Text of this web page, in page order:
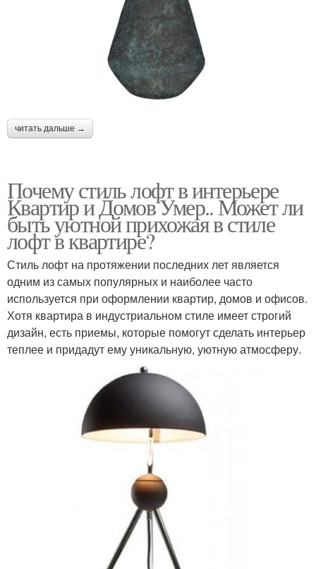
читать дальше →
Почему стиль лофт в интерьере
Квартир и Домов Умер.. Может ли
быть уютной прихожая в стиле
лофт в квартире?
Стиль лофт на протяжении последних лет является
одним из самых популярных и наиболее часто
используется при оформлении квартир, домов и офисов.
Хотя квартира в индустриальном стиле имеет строгий
дизайн, есть приемы, которые помогут сделать интерьер
теплее и придадут ему уникальную, уютную атмосферу.